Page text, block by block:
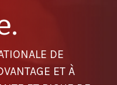
DE
ET À